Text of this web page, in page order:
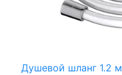
Душевой шланг 1.2 м